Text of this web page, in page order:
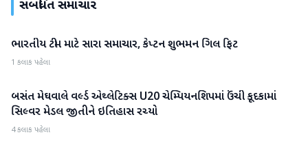
સંબંધિત સમાચાર
રમતગમત
ભારતીય ટીમ માટે સારા સમાચાર, કેપ્ટન શુભમન ગિલ ફિટ
1 કલાક પહેલા
રમતગમત
બસંત મેઘવાલે વર્લ્ડ એથ્લેટિક્સ U20 ચેમ્પિયનશિપમાં ઉંચી કૂદકામાં
સિલ્વર મેડલ જીતીને ઇતિહાસ રચ્યો
4 કલાક પહેલા